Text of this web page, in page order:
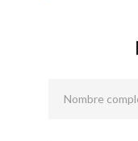
Nombre